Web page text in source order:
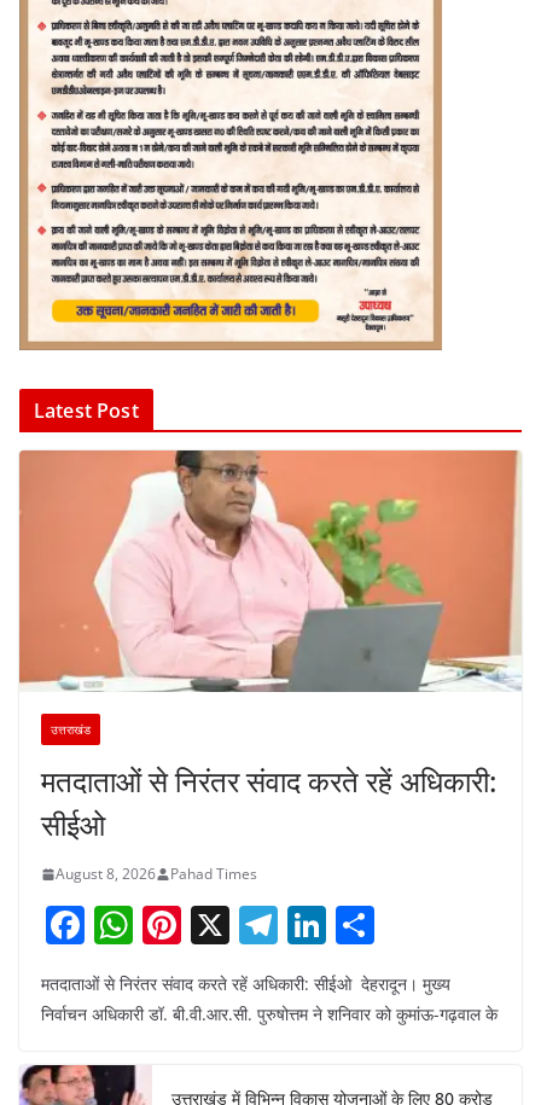
Latest Post
उत्तराखंड
मतदाताओं से निरंतर संवाद करते रहें अधिकारी:
सीईओ
August 8, 2026 Pahad Times
F
a
c
b
W
h
at
A
Pi
er
X T
el
e
a
Li
n
k
dI
ar
मतदाताओं से निरंतर संवाद करते रहें अधिकारी: सीईओ देहरादून। मुख्य
निर्वाचन अधिकारी डॉ. बी.वी.आर.सी. पुरुषोत्तम ने शनिवार को कुमांऊ-गढ़वाल के
उत्तराखंड में विभिन्न विकास योजनाओं के लिए 80 करोड़